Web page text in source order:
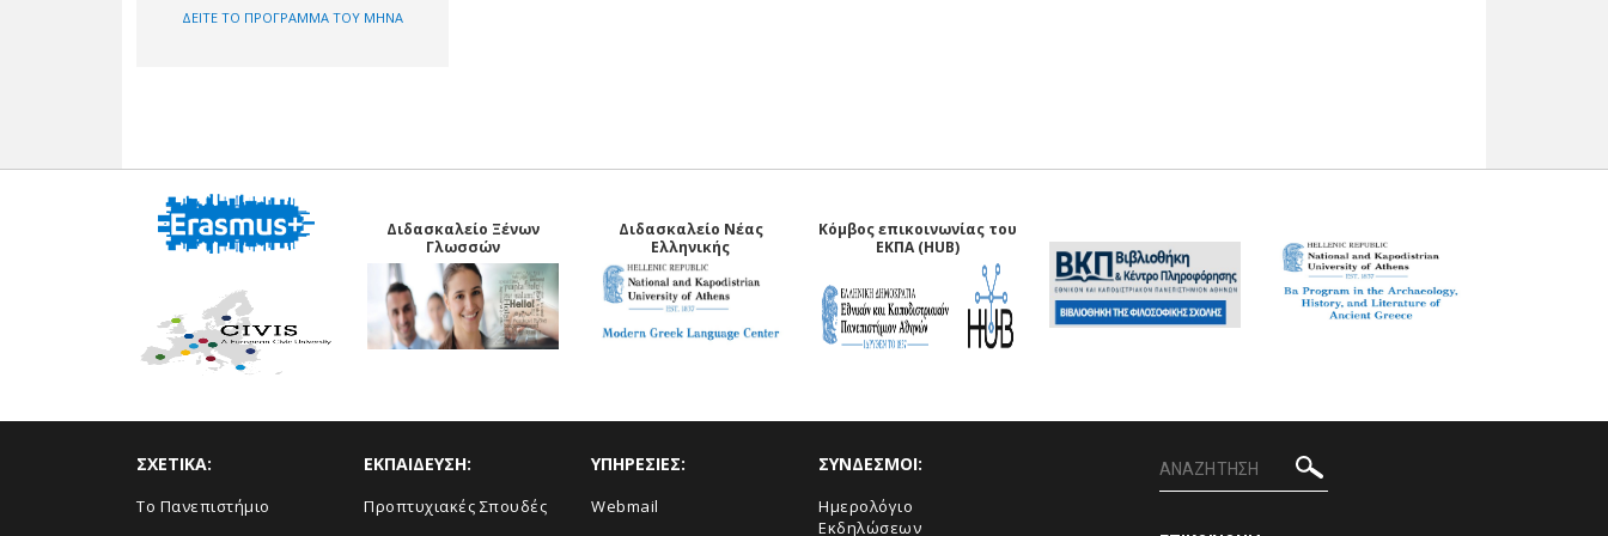
ΔΕΙΤΕ ΤΟ ΠΡΟΓΡΑΜΜΑ ΤΟΥ ΜΗΝΑ
Διδασκαλείο Ξένων
Γλωσσών
Διδασκαλείο Νέας
Ελληνικής
Κόμβος επικοινωνίας του
ΕΚΠΑ (HUB)
ΣΧΕΤΙΚΑ:
Το Πανεπιστήμιο
ΕΚΠΑΙΔΕΥΣΗ:
Προπτυχιακές Σπουδές
ΥΠΗΡΕΣΙΕΣ:
Webmail
ΣΥΝΔΕΣΜΟΙ:
Ημερολόγιο
Εκδηλώσεων